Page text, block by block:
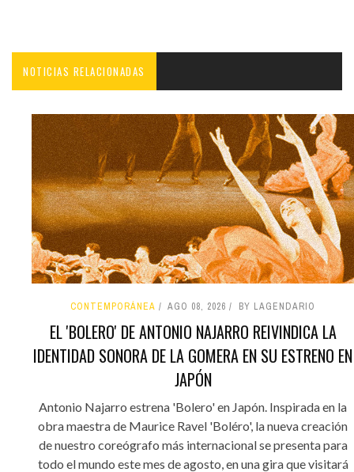
NOTICIAS RELACIONADAS
CONTEMPORÁNEA AGO 08, 2026 BY LAGENDARIO
EL 'BOLERO' DE ANTONIO NAJARRO REIVINDICA LA
IDENTIDAD SONORA DE LA GOMERA EN SU ESTRENO EN
JAPÓN
Antonio Najarro estrena 'Bolero' en Japón. Inspirada en la
obra maestra de Maurice Ravel 'Boléro', la nueva creación
de nuestro coreógrafo más internacional se presenta para
todo el mundo este mes de agosto, en una gira que visitará